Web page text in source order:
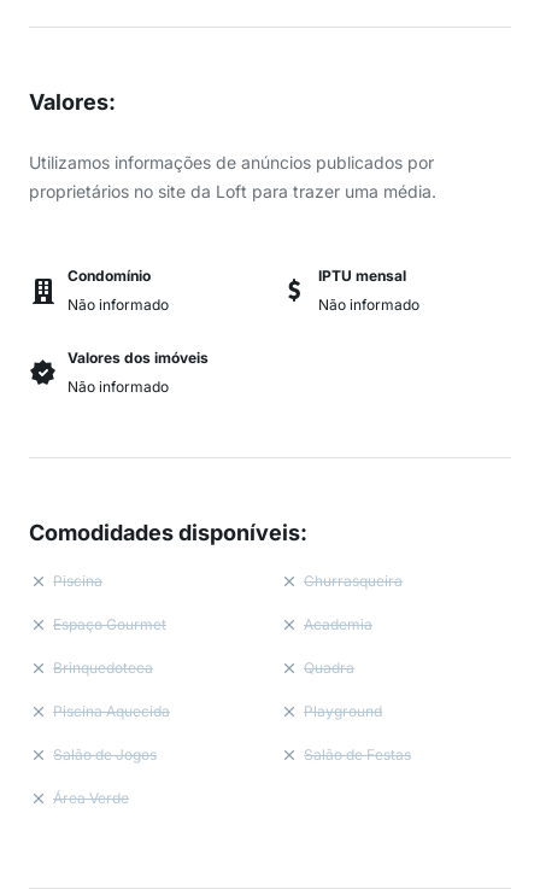
Valores:
Utilizamos informações de anúncios publicados por
proprietários no site da Loft para trazer uma média.
Condomínio
Não informado
IPTU mensal
Não informado
Valores dos imóveis
Não informado
Comodidades disponíveis:
Piscina Churrasqueira
Espaço Gourmet Academia
Brinquedoteca Quadra
Piscina Aquecida Playground
Salão de Jogos Salão de Festas
Área Verde